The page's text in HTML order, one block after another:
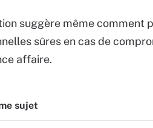
suggère même
sûres en cas de
affaire.
sujet